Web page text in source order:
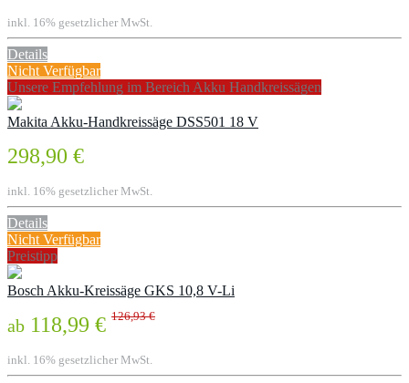
inkl. 16% gesetzlicher MwSt.
Details
Nicht Verfügbar
Unsere Empfehlung im Bereich Akku Handkreissägen
Makita Akku-Handkreissäge DSS501 18 V
298,90 €
inkl. 16% gesetzlicher MwSt.
Details
Nicht Verfügbar
Preistipp
Bosch Akku-Kreissäge GKS 10,8 V-Li
ab 118,99 € 126,93 €
inkl. 16% gesetzlicher MwSt.